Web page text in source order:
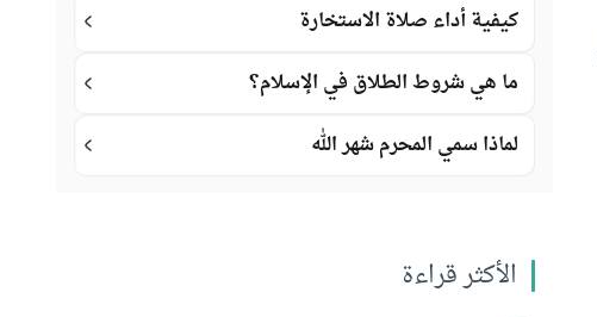
كيفية أداء صلاة الاستخارة
ما هي شروط الطلاق في الإسلام؟
لماذا سمي المحرم شهر الله
الأكثر قراءة